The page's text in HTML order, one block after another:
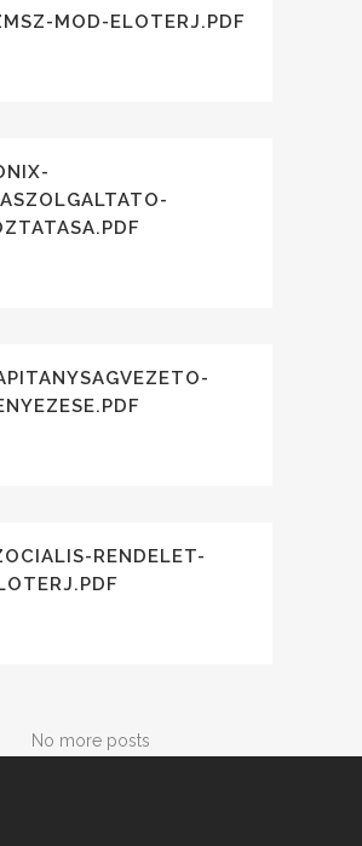
MOD-ELOTERJ.PDF
RENDELET-
No more posts